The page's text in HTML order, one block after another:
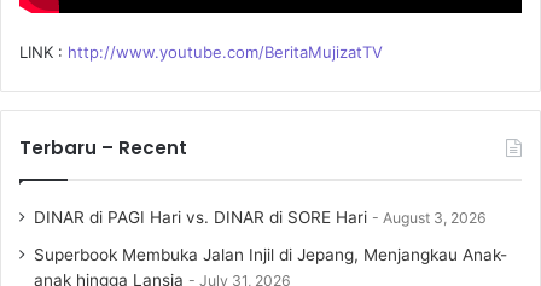
LINK : http://www.youtube.com/BeritaMujizatTV
Terbaru – Recent
DINAR di PAGI Hari vs. DINAR di SORE Hari August 3, 2026
Superbook Membuka Jalan Injil di Jepang, Menjangkau Anak-
anak hingga Lansia
July 31, 2026